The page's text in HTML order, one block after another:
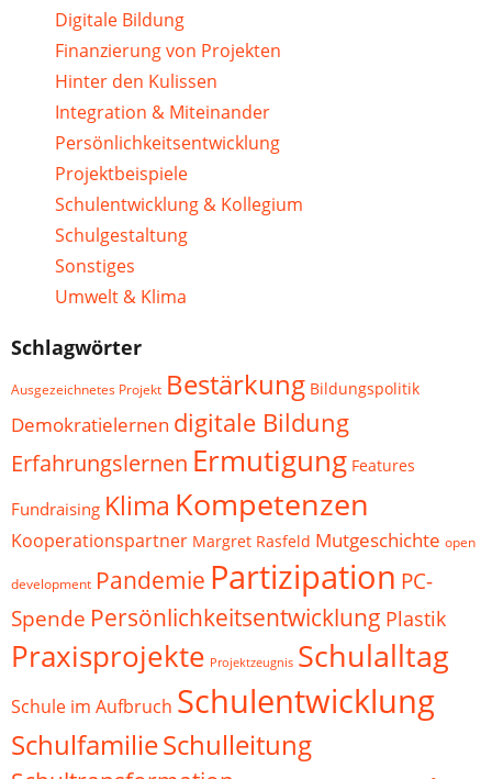
Digitale Bildung
Finanzierung von Projekten
Hinter den Kulissen
Integration & Miteinander
Persönlichkeitsentwicklung
Projektbeispiele
Schulentwicklung & Kollegium
Schulgestaltung
Sonstiges
Umwelt & Klima
Schlagwörter
Ausgezeichnetes Projekt Bestärkung Bildungspolitik
Demokratielernen digitale Bildung
Erfahrungslernen Ermutigung Features
Fundraising Klima Kompetenzen
Kooperationspartner Margret Rasfeld Mutgeschichte open
development Pandemie Partizipation PC-
Spende Persönlichkeitsentwicklung Plastik
Praxisprojekte Projektzeugnis Schulalltag
Schule im Aufbruch Schulentwicklung
SchulfamilieSchulleitung